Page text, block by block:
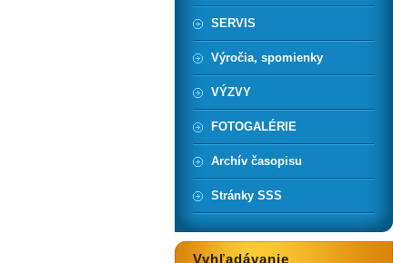
SERVIS
Výročia, spomienky
VÝZVY
FOTOGALÉRIE
Archív časopisu
Stránky SSS
Vyhľadávanie